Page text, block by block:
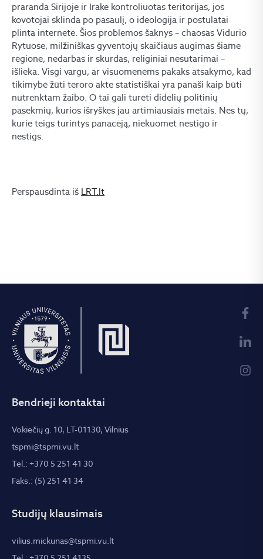
praranda Sirijoje ir Irake kontroliuotas teritorijas, jos
kovotojai sklinda po pasaulį, o ideologija ir postulatai
plinta internete. Šios problemos šaknys – chaosas Vidurio
Rytuose, milžiniškas gyventojų skaičiaus augimas šiame
regione, nedarbas ir skurdas, religiniai nesutarimai –
išlieka. Visgi vargu, ar visuomenėms pakaks atsakymo, kad
tikimybė žūti teroro akte statistiškai yra panaši kaip būti
nutrenktam žaibo. O tai gali turėti didelių politinių
pasekmių, kurios išryškės jau artimiausiais metais. Nes tų,
kurie teigs turintys panacėją, niekuomet nestigo ir
nestigs.
Perspausdinta iš LRT.lt
Bendrieji kontaktai
Vokiečių g. 10, LT-01130, Vilnius
tspmi@tspmi.vu.lt
Tel.: +370 5 251 41 30
Faks.: (5) 251 41 34
Studijų klausimais
vilius.mickunas@tspmi.vu.lt